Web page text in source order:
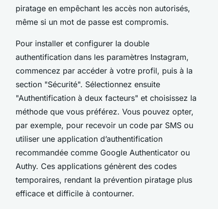
piratage en empêchant les accès non autorisés,
même si un mot de passe est compromis.
Pour installer et configurer la double
authentification dans les paramètres Instagram,
commencez par accéder à votre profil, puis à la
section "Sécurité". Sélectionnez ensuite
"Authentification à deux facteurs" et choisissez la
méthode que vous préférez. Vous pouvez opter,
par exemple, pour recevoir un code par SMS ou
utiliser une application d’authentification
recommandée comme Google Authenticator ou
Authy. Ces applications génèrent des codes
temporaires, rendant la prévention piratage plus
efficace et difficile à contourner.